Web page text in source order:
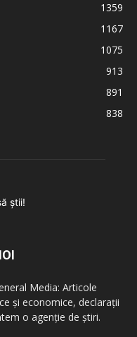
1359
1167
1075
913
891
838
Media: Articole
și economice, declarații
o agenție de știri.